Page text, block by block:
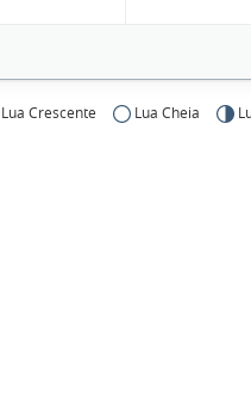
Lua Crescente Lua Cheia